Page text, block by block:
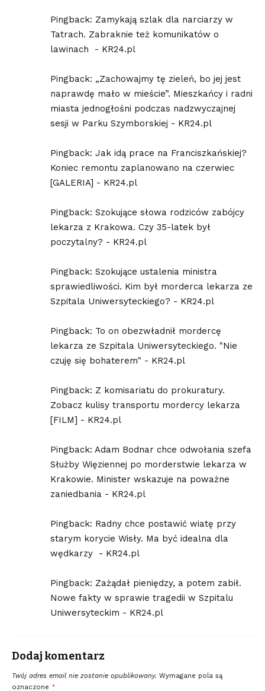
Pingback: Zamykają szlak dla narciarzy w
Tatrach. Zabraknie też komunikatów o
lawinach - KR24.pl
Pingback: „Zachowajmy tę zieleń, bo jej jest
naprawdę mało w mieście”. Mieszkańcy i radni
miasta jednogłośni podczas nadzwyczajnej
sesji w Parku Szymborskiej - KR24.pl
Pingback: Jak idą prace na Franciszkańskiej?
Koniec remontu zaplanowano na czerwiec
[GALERIA] - KR24.pl
Pingback: Szokujące słowa rodziców zabójcy
lekarza z Krakowa. Czy 35-latek był
poczytalny? - KR24.pl
Pingback: Szokujące ustalenia ministra
sprawiedliwości. Kim był morderca lekarza ze
Szpitala Uniwersyteckiego? - KR24.pl
Pingback: To on obezwładnił mordercę
lekarza ze Szpitala Uniwersyteckiego. "Nie
czuję się bohaterem" - KR24.pl
Pingback: Z komisariatu do prokuratury.
Zobacz kulisy transportu mordercy lekarza
[FILM] - KR24.pl
Pingback: Adam Bodnar chce odwołania szefa
Służby Więziennej po morderstwie lekarza w
Krakowie. Minister wskazuje na poważne
zaniedbania - KR24.pl
Pingback: Radny chce postawić wiatę przy
starym korycie Wisły. Ma być idealna dla
wędkarzy - KR24.pl
Pingback: Zażądał pieniędzy, a potem zabił.
Nowe fakty w sprawie tragedii w Szpitalu
Uniwersyteckim - KR24.pl
Dodaj komentarz
Twój adres email nie zostanie opublikowany. Wymagane pola są
oznaczone *